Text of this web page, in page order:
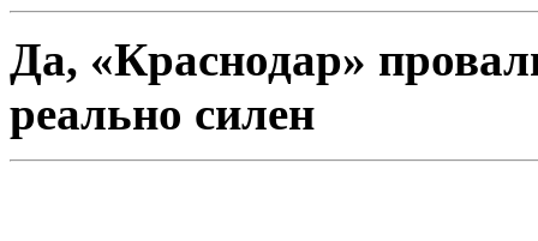
Да, «Краснодар»
реально силен